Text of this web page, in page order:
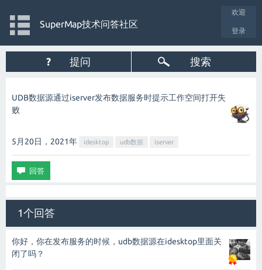
欢迎
登录
SuperMap技术问答社区
? 提问 搜索
UDB数据源通过iserver发布数据服务时提示工作空间打开失
败
5月20日，2021年 idesktop udb数据 iserver
1个回答
你好，你在发布服务的时候，udb数据源在idesktop里面关
闭了吗？